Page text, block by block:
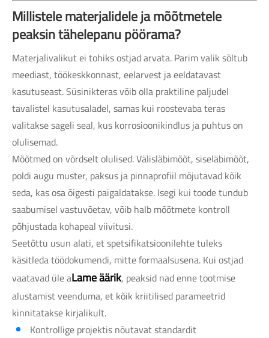
Millistele materjalidele ja mõõtmetele
peaksin tähelepanu pöörama?
Materjalivalikut ei tohiks ostjad arvata. Parim valik sõltub
meediast, töökeskkonnast, eelarvest ja eeldatavast
kasutuseast. Süsinikteras võib olla praktiline paljudel
tavalistel kasutusaladel, samas kui roostevaba teras
valitakse sageli seal, kus korrosioonikindlus ja puhtus on
olulisemad.
Mõõtmed on võrdselt olulised. Välisläbimõõt, siseläbimõõt,
poldi augu muster, paksus ja pinnaprofiil mõjutavad kõik
seda, kas osa õigesti paigaldatakse. Isegi kui toode tundub
saabumisel vastuvõetav, võib halb mõõtmete kontroll
põhjustada kohapeal viivitusi.
Seetõttu usun alati, et spetsifikatsioonilehte tuleks
käsitleda töödokumendi, mitte formaalsusena. Kui ostjad
vaatavad üle aLame äärik, peaksid nad enne tootmise
alustamist veenduma, et kõik kriitilised parameetrid
kinnitatakse kirjalikult.
Kontrollige projektis nõutavat standardit